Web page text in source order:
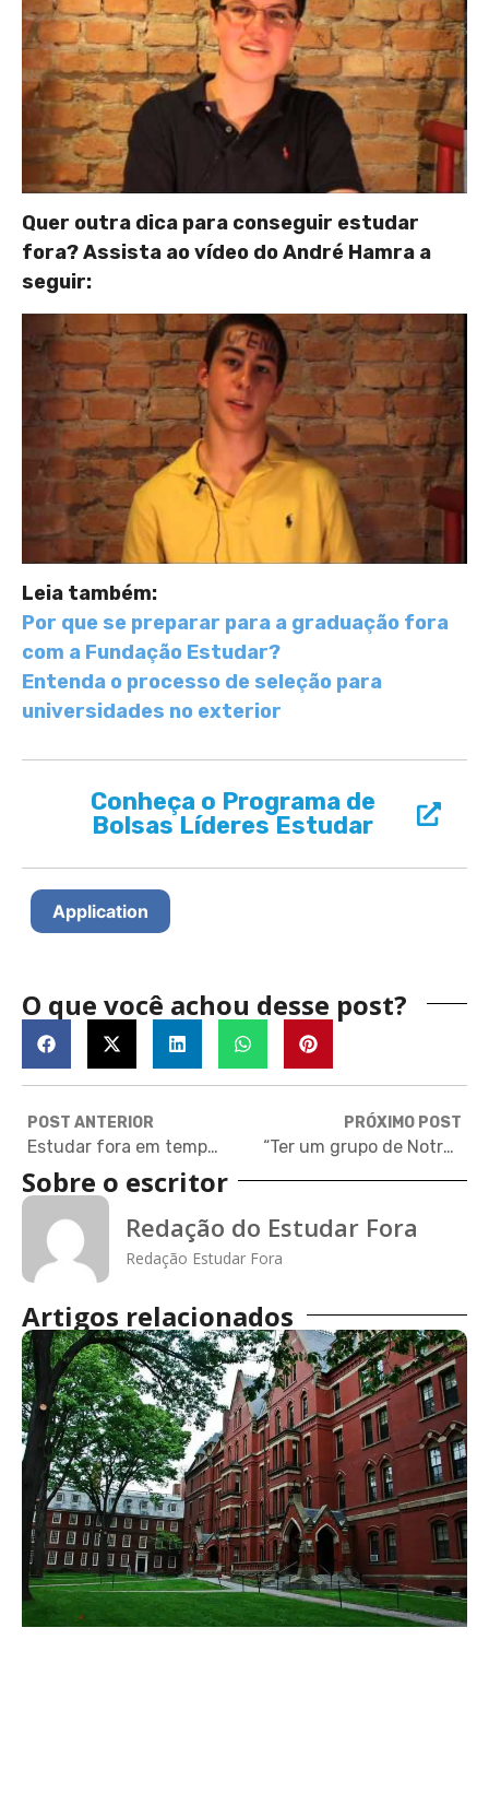
Quer outra dica para conseguir estudar
fora? Assista ao vídeo do André Hamra a
seguir:
Leia também:
Por que se preparar para a graduação fora
com a Fundação Estudar?
Entenda o processo de seleção para
universidades no exterior
Conheça o Programa de
Bolsas Líderes Estudar
Application
O que você achou desse post?
POST ANTERIOR
Estudar fora em tempos de Facebook e WhatsApp
PRÓXIMO POST
“Ter um grupo de Notre Dame no Brasil foi fundamental para a minha escolha”
Sobre o escritor
Redação do Estudar Fora
Redação Estudar Fora
Artigos relacionados